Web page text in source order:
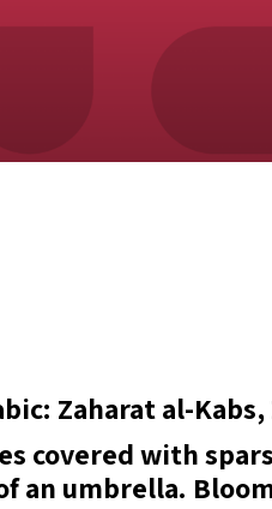
Zaharat al-
covered with
an umbrella.